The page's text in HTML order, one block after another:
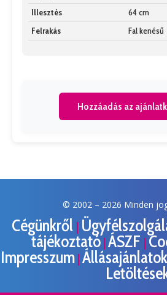
Illesztés
64 cm
Felrakás
Fal kenésű
Hozzáadás az
© 2002 – 2026 Minden
Cégünkről |
tájékoztató | ÁSZF |
Impresszum| Állásajánlatok